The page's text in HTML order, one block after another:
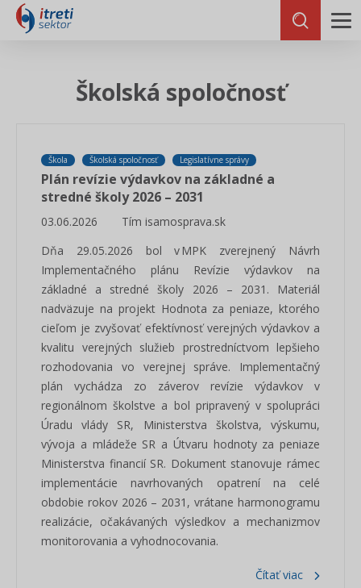
Školská spoločnosť
Škola Školská spoločnosť Legislatívne správy
Plán revízie výdavkov na základné a
stredné školy 2026 – 2031
03.06.2026
Tím isamosprava.sk
Dňa 29.05.2026 bol v MPK zverejnený Návrh
Implementačného plánu Revízie výdavkov na
základné a stredné školy 2026 – 2031. Materiál
nadväzuje na projekt Hodnota za peniaze, ktorého
cieľom je zvyšovať efektívnosť verejných výdavkov a
kvalitu verejných služieb prostredníctvom lepšieho
rozhodovania vo verejnej správe. Implementačný
plán vychádza zo záverov revízie výdavkov v
regionálnom školstve a bol pripravený v spolupráci
Úradu vlády SR, Ministerstva školstva, výskumu,
vývoja a mládeže SR a Útvaru hodnoty za peniaze
Ministerstva financií SR. Dokument stanovuje rámec
implementácie navrhovaných opatrení na celé
obdobie rokov 2026 – 2031, vrátane harmonogramu
realizácie, očakávaných výsledkov a mechanizmov
monitorovania a vyhodnocovania.
Čítať viac